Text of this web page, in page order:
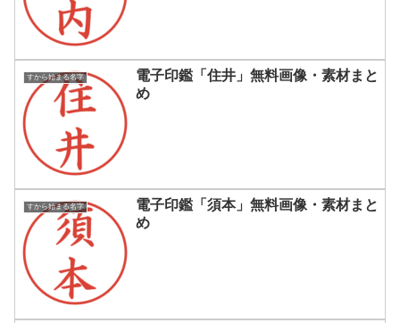
すから始まる名字
電子印鑑「住井」無料画像・素材まと
め
すから始まる名字
電子印鑑「須本」無料画像・素材まと
め